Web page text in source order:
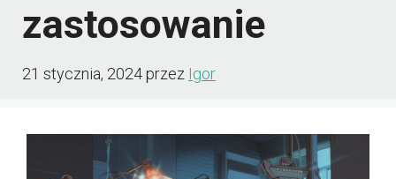
zastosowanie
21 stycznia, 2024przez Igor